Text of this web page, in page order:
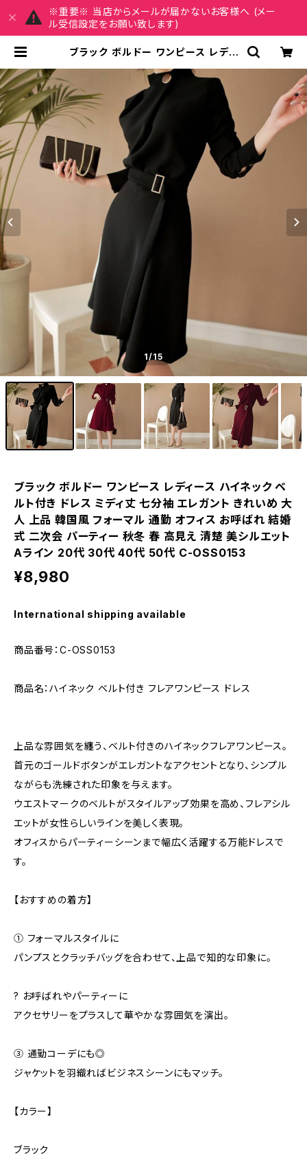
※重要※ 当店からメールが届かないお客様へ (メー
ル受信設定をお願い致します)
ブラック ボルドー ワンピース レディ
ディ丈 七分袖 エレガント きれいめ 大
人 上品 韓国風 フォーマル 通勤 オフ
ィス お呼ばれ 結婚式 二次会 パーテ
ィー 秋冬 春 高見え 清楚 美シルエッ
ト Aライン 20代 30代 40代 50代
C-OSS0153 | REIRSE レイルセ 2
0代,30代,40代 レディースファッシ
ョン 通販
1/15
ブラック ボルドー ワンピース レディース ハイネック ベ
ルト付き ドレス ミディ丈 七分袖 エレガント きれいめ 大
人 上品 韓国風 フォーマル 通勤 オフィス お呼ばれ 結婚
式 二次会 パーティー 秋冬 春 高見え 清楚 美シルエット
Aライン 20代 30代 40代 50代 C-OSS0153
¥8,980
International shipping available
商品番号：C-OSS0153
商品名：ハイネック ベルト付き フレアワンピース ドレス
上品な雰囲気を纏う、ベルト付きのハイネックフレアワンピース。
首元のゴールドボタンがエレガントなアクセントとなり、シンプル
ながらも洗練された印象を与えます。
ウエストマークのベルトがスタイルアップ効果を高め、フレアシル
エットが女性らしいラインを美しく表現。
オフィスからパーティーシーンまで幅広く活躍する万能ドレスで
す。
【おすすめの着方】
① フォーマルスタイルに
パンプスとクラッチバッグを合わせて、上品で知的な印象に。
? お呼ばれやパーティーに
アクセサリーをプラスして華やかな雰囲気を演出。
③ 通勤コーデにも◎
ジャケットを羽織ればビジネスシーンにもマッチ。
【カラー】
ブラック